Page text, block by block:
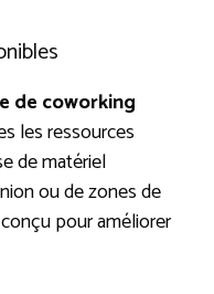
de coworking
les ressources
de matériel
ou de zones de
pour améliorer